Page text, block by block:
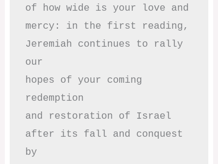
of how wide is your love and
mercy: in the first reading,
Jeremiah continues to rally
our
hopes of your coming
redemption
and restoration of Israel
after its fall and conquest
by